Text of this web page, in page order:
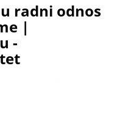
radni odnos
|
-